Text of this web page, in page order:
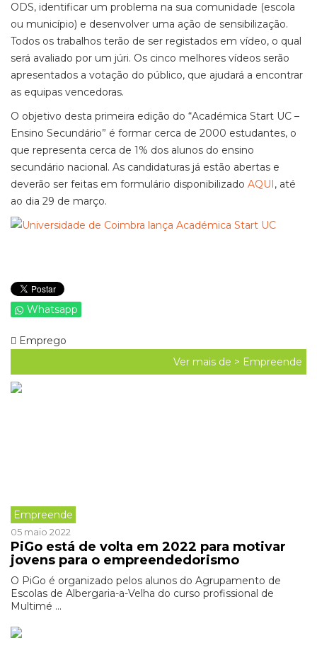
ODS, identificar um problema na sua comunidade (escola
ou município) e desenvolver uma ação de sensibilização.
Todos os trabalhos terão de ser registados em vídeo, o qual
será avaliado por um júri. Os cinco melhores vídeos serão
apresentados a votação do público, que ajudará a encontrar
as equipas vencedoras.
O objetivo desta primeira edição do “Académica Start UC –
Ensino Secundário” é formar cerca de 2000 estudantes, o
que representa cerca de 1% dos alunos do ensino
secundário nacional. As candidaturas já estão abertas e
deverão ser feitas em formulário disponibilizado AQUI, até
ao dia 29 de março.
Whatsapp
Emprego
Ver mais de > Empreende
Empreende
05 maio 2022
PiGo está de volta em 2022 para motivar
jovens para o empreendedorismo
O PiGo é organizado pelos alunos do Agrupamento de
Escolas de Albergaria-a-Velha do curso profissional de
Multimé ...